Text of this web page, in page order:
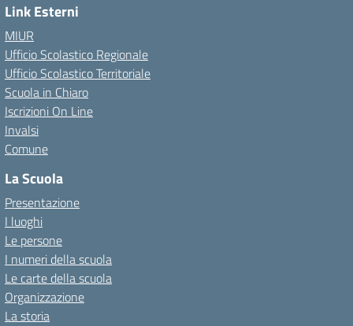
Link Esterni
MIUR
Ufficio Scolastico Regionale
Ufficio Scolastico Territoriale
Scuola in Chiaro
Iscrizioni On Line
Invalsi
Comune
La Scuola
Presentazione
I luoghi
Le persone
I numeri della scuola
Le carte della scuola
Organizzazione
La storia